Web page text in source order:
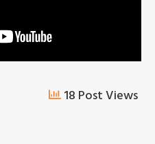
18 Post Views